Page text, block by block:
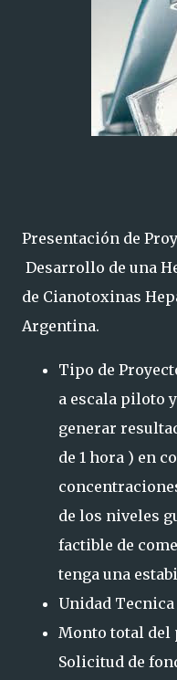
Presentación de
Desarrollo de una
de Cianotoxinas
Argentina.
Tipo de
a escala piloto
generar
de 1 hora ) en
de los niveles
factible de
tenga una
Unidad
Monto total del
Solicitud de